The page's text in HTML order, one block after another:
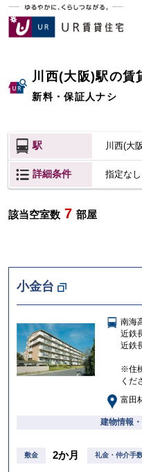
川西(大阪)駅の賃
新料・保証人ナシ
駅 川西(大
詳細条件 指定なし
該当空室数 7 部屋
小金台
南海
近鉄
近鉄
※住
くだ
富田
建物情報
敷金 2か月 礼金・仲介手